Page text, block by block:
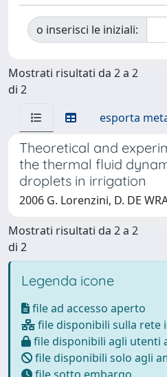
o inserisci le iniziali:
Mostrati risultati da 2 a 2
di 2
esporta
Theoretical and
the thermal fluid
droplets in irrigation
2006 G. Lorenzini, D. DE
Mostrati risultati da 2 a 2
di 2
Legenda icone
file ad accesso aperto
file disponibili sulla rete
file disponibili agli utenti
file disponibili solo agli
file sotto embargo